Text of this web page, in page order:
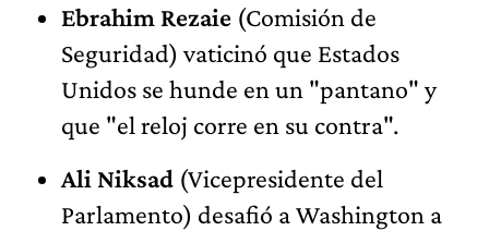
Ebrahim Rezaie (Comisión de
Seguridad) vaticinó que Estados
Unidos se hunde en un "pantano" y
que "el reloj corre en su contra".
Ali Niksad (Vicepresidente del
Parlamento) desafió a Washington a